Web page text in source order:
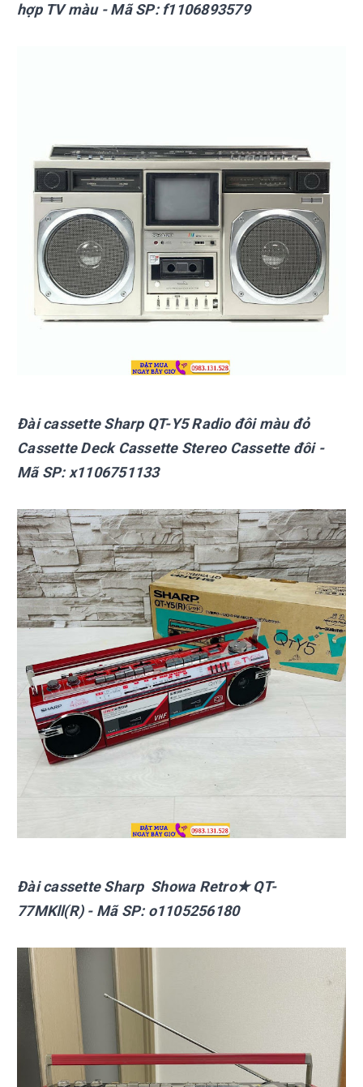
hợp TV màu- Mã SP:f1106893579
Đài cassette Sharp QT-Y5 Radio đôi màu đỏ
Cassette Deck Cassette Stereo Cassette đôi-
Mã SP:x1106751133
Đài cassette Sharp Showa Retro★ QT-
77MKⅡ(R)- Mã SP: o1105256180